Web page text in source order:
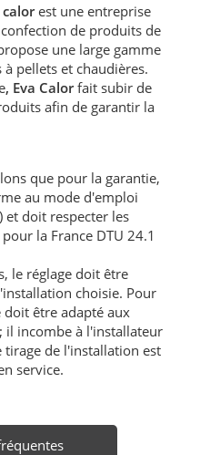
est une entreprise
de produits de
une large gamme
pellets et chaudières.
, Eva Calorfait subir de
afin de garantir la
que pour la garantie,
au mode d'emploi
et doit respecter les
la France DTU 24.1
le réglage doit être
choisie. Pour
doit être adapté aux
il incombe à l'installateur
de l'installation est
service.